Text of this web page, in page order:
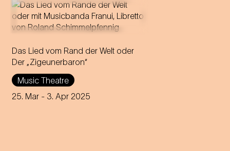
Das Lied vom Rand der Welt oder
Der „Zigeunerbaron“
Music Theatre
25. Mar - 3. Apr 2025